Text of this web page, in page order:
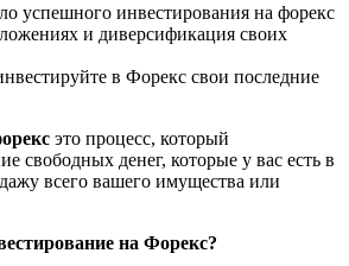
успешного инвестирования на форекс
и диверсификация своих
в Форекс свои последние
это процесс, который
свободных денег, которые у вас есть в
всего вашего имущества или
на Форекс?